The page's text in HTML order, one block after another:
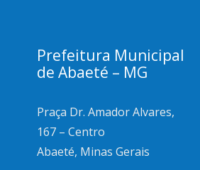
Prefeitura Municipal
de Abaeté – MG
Praça Dr. Amador Alvares,
167 – Centro
Abaeté, Minas Gerais